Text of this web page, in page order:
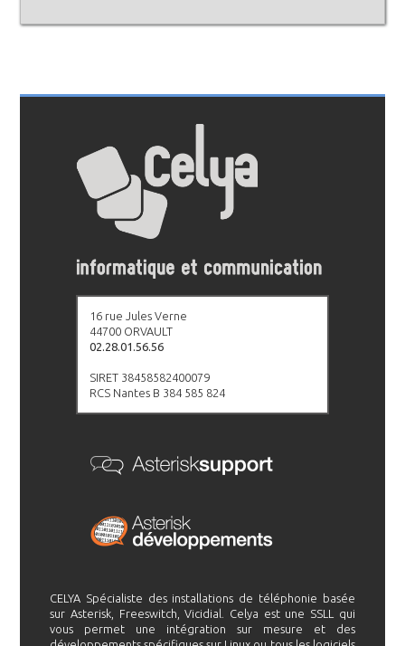
16 rue Jules Verne
44700 ORVAULT
02.28.01.56.56
SIRET 38458582400079
RCS Nantes B 384 585 824
CELYA Spécialiste des installations de téléphonie basée
sur Asterisk, Freeswitch, Vicidial. Celya est une SSLL qui
vous permet une intégration sur mesure et des